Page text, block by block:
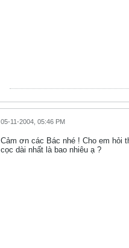
05-11-2004, 05:46 PM
Cảm ơn các Bác nhé ! Cho em hỏi
cọc dài nhất là bao nhiêu ạ ?